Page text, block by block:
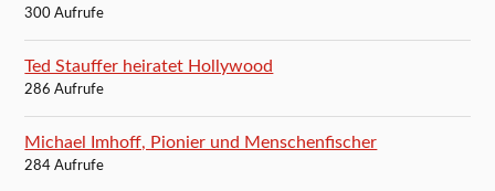
300 Aufrufe
Ted Stauffer heiratet Hollywood
286 Aufrufe
Michael Imhoff, Pionier und Menschenfischer
284 Aufrufe